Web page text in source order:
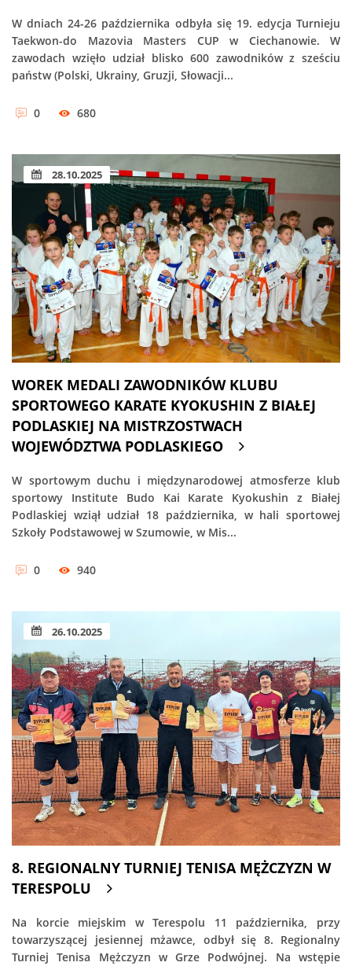
W dniach 24-26 października odbyła się 19. edycja Turnieju
Taekwon-do Mazovia Masters CUP w Ciechanowie. W
zawodach wzięło udział blisko 600 zawodników z sześciu
państw (Polski, Ukrainy, Gruzji, Słowacji...
0 680
28.10.2025
WOREK MEDALI ZAWODNIKÓW KLUBU
SPORTOWEGO KARATE KYOKUSHIN Z BIAŁEJ
PODLASKIEJ NA MISTRZOSTWACH
WOJEWÓDZTWA PODLASKIEGO
W sportowym duchu i międzynarodowej atmosferze klub
sportowy Institute Budo Kai Karate Kyokushin z Białej
Podlaskiej wziął udział 18 października, w hali sportowej
Szkoły Podstawowej w Szumowie, w Mis...
0 940
26.10.2025
8. REGIONALNY TURNIEJ TENISA MĘŻCZYZN W
TERESPOLU
Na korcie miejskim w Terespolu 11 października, przy
towarzyszącej jesiennej mżawce, odbył się 8. Regionalny
Turniej Tenisa Mężczyzn w Grze Podwójnej. Na wstępie